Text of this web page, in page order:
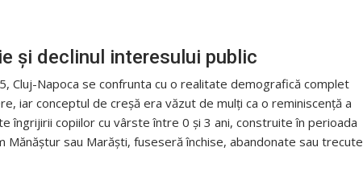
și declinul interesului public
Cluj-Napoca se confrunta cu o realitate demografică complet
iar conceptul de creșă era văzut de mulți ca o reminiscență a
îngrijirii copiilor cu vârste între 0 și 3 ani, construite în perioada
sau Marăști, fuseseră închise, abandonate sau trecute